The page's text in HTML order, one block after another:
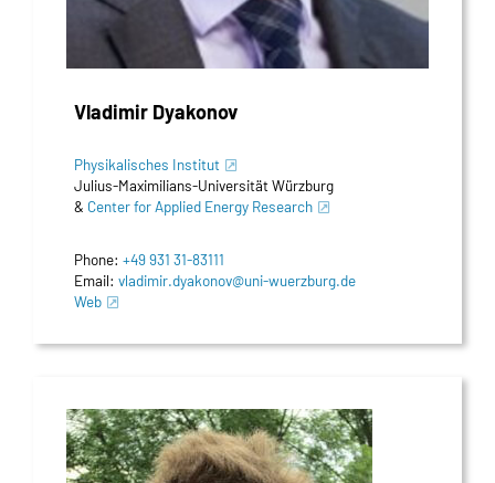
Vladimir Dyakonov
Physikalisches Institut
Julius-Maximilians-Universität Würzburg
& Center for Applied Energy Research
Phone: +49 931 31-83111
Email: vladimir.dyakonov@uni-wuerzburg.de
Web